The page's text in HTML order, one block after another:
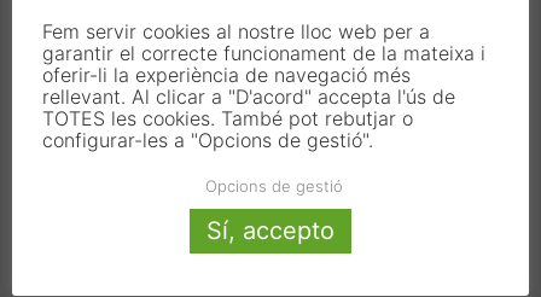
Amb la col·laboració de:
Fem servir cookies al nostre lloc web per a
garantir el correcte funcionament de la mateixa i
oferir-li la experiència de navegació més
rellevant. Al clicar a "D'acord" accepta l'ús de
TOTES les cookies. També pot rebutjar o
configurar-les a "Opcions de gestió".
Opcions de gestió
Sí, accepto